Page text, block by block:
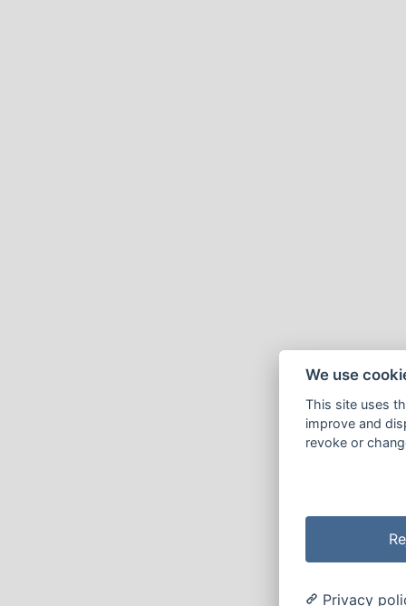
We use
This site uses
improve and
revoke or
Privacy